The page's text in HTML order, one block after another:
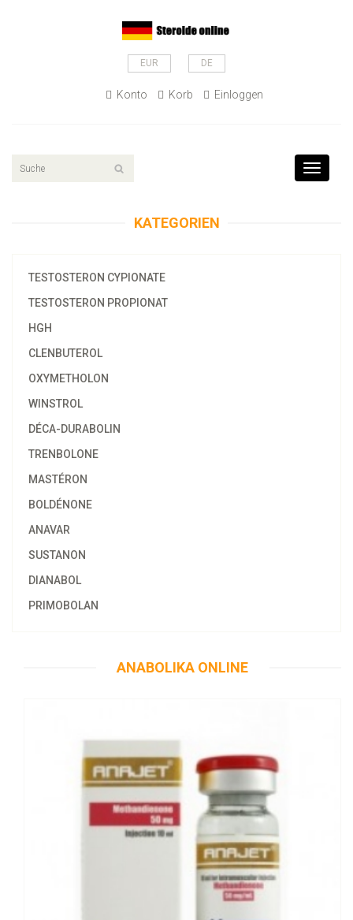
EUR DE
Konto Korb Einloggen
Toggle
KATEGORIEN
TESTOSTERON CYPIONATE
TESTOSTERON PROPIONAT
HGH
CLENBUTEROL
OXYMETHOLON
WINSTROL
DÉCA-DURABOLIN
TRENBOLONE
MASTÉRON
BOLDÉNONE
ANAVAR
SUSTANON
DIANABOL
PRIMOBOLAN
ANABOLIKA ONLINE
Kaufen